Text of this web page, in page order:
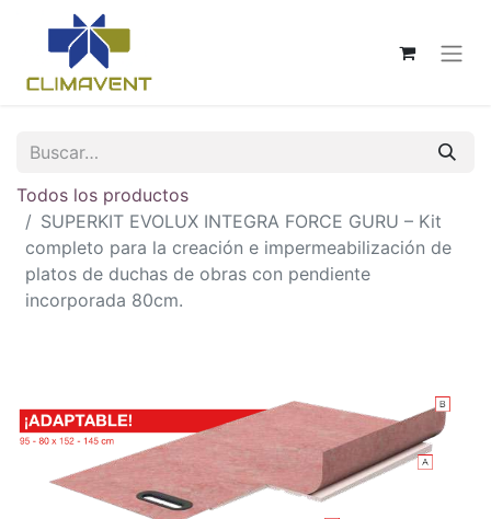
Todos los productos
SUPERKIT EVOLUX INTEGRA FORCE GURU – Kit
completo para la creación e impermeabilización de
platos de duchas de obras con pendiente
incorporada 80cm.